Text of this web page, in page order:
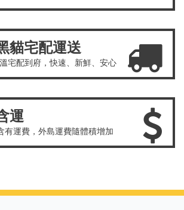
貓宅配運送
宅配到府，快速、新鮮、安心
運
有運費，外島運費隨體積增加